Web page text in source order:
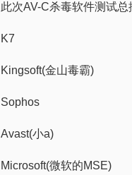
此次AV-C杀毒软件测试总
K7
Kingsoft(金山毒霸)
Sophos
Avast(小a)
Microsoft(微软的MSE)